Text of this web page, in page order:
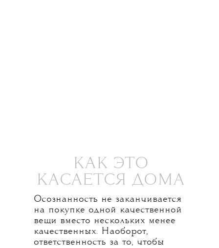
КАК ЭТО
КАСАЕТСЯ ДОМА
Осознанность не заканчивается
на покупке одной качественной
вещи вместо нескольких менее
качественных. Наоборот,
ответственность за то, чтобы